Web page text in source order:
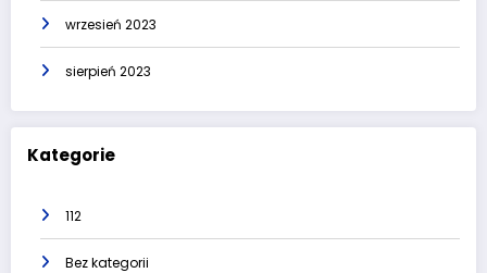
wrzesień 2023
sierpień 2023
Kategorie
112
Bez kategorii